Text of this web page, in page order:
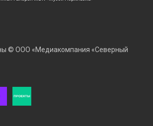
© ООО «Медиакомпания «Северный